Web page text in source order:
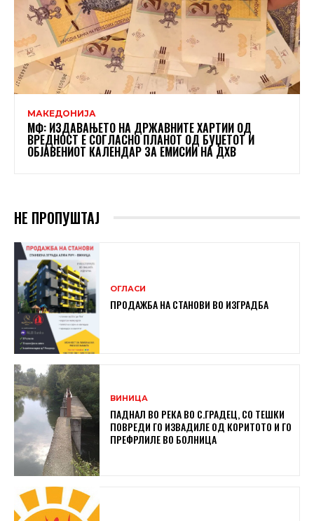
МАКЕДОНИЈА
МФ: ИЗДАВАЊЕТО НА ДРЖАВНИТЕ ХАРТИИ ОД
ВРЕДНОСТ Е СОГЛАСНО ПЛАНОТ ОД БУЏЕТОТ И
ОБЈАВЕНИОТ КАЛЕНДАР ЗА ЕМИСИИ НА ДХВ
НЕ ПРОПУШТАЈ
ОГЛАСИ
ПРОДАЖБА НА СТАНОВИ ВО ИЗГРАДБА
ВИНИЦА
ПАДНАЛ ВО РЕКА ВО С.ГРАДЕЦ, СО ТЕШКИ
ПОВРЕДИ ГО ИЗВАДИЛЕ ОД КОРИТОТО И ГО
ПРЕФРЛИЛЕ ВО БОЛНИЦА